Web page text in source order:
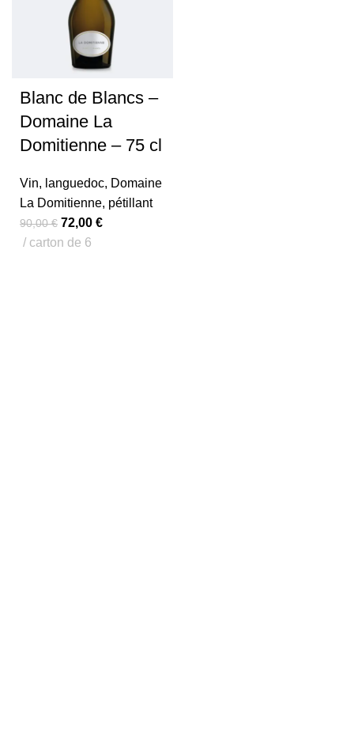
Blanc de Blancs –
Domaine La
Domitienne – 75 cl
Vin, languedoc, Domaine
La Domitienne, pétillant
90,00€ 72,00 €
carton de 6